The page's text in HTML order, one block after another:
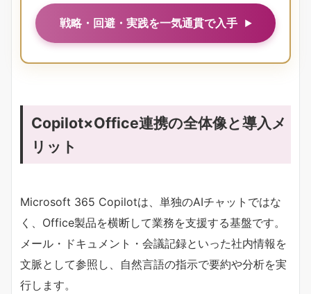
戦略・回避・実践を一気通貫で入手
Copilot×Office連携の全体像と導入メ
リット
Microsoft 365 Copilotは、単独のAIチャットではな
く、Office製品を横断して業務を支援する基盤です。
メール・ドキュメント・会議記録といった社内情報を
文脈として参照し、自然言語の指示で要約や分析を実
行します。